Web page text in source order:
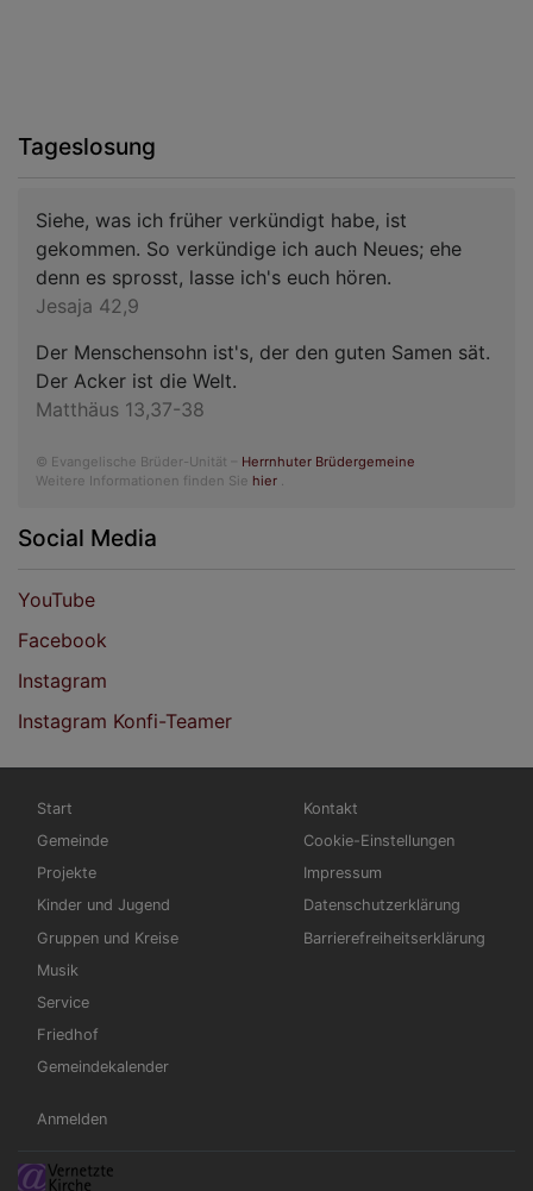
Tageslosung
Siehe, was ich früher verkündigt habe, ist
gekommen. So verkündige ich auch Neues; ehe
denn es sprosst, lasse ich's euch hören.
Jesaja 42,9
Der Menschensohn ist's, der den guten Samen sät.
Der Acker ist die Welt.
Matthäus 13,37-38
© Evangelische Brüder-Unität – Herrnhuter Brüdergemeine
Weitere Informationen finden Sie hier
Social Media
YouTube
Facebook
Instagram
Instagram Konfi-Teamer
Hauptnavigation
Start
Gemeinde
Projekte
Kinder und Jugend
Gruppen und Kreise
Musik
Service
Friedhof
Gemeindekalender
Fußbereichsmenü
Kontakt
Cookie-Einstellungen
Impressum
Datenschutzerklärung
Barrierefreiheitserklärung
Benutzermenü
Anmelden